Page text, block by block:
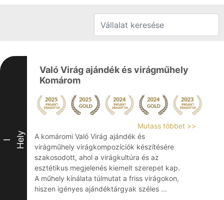
I Hely
Való Virág ajándék és virágműhely
Komárom
Mutass többet >>
A komáromi Való Virág ajándék és
virágműhely virágkompozíciók készítésére
szakosodott, ahol a virágkultúra és az
esztétikus megjelenés kiemelt szerepet kap.
A műhely kínálata túlmutat a friss virágokon,
hiszen igényes ajándéktárgyak széles ...